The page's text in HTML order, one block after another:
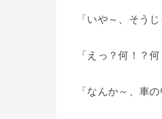
「いや～、そう
「えっ？何！？何
「なんか～、車